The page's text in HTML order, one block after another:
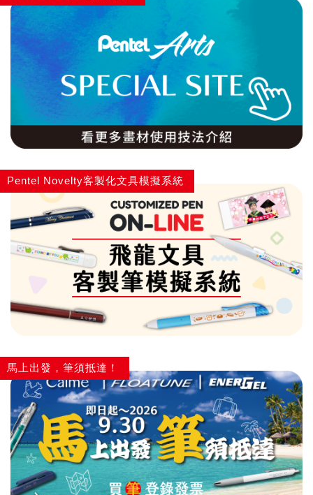
Pentel Novelty客製化文具模擬系統
馬上出發，筆須抵達！